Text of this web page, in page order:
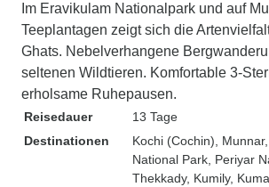
Im Eravikulam Nationalpark und auf
Teeplantagen zeigt sich die
Ghats. Nebelverhangene
seltenen Wildtieren. Komfortable 3-
erholsame Ruhepausen.
Reisedauer
13 Tage
Destinationen
Kochi (Cochin) , Munnar
National Park , Periyar
Thekkady, Kumily,